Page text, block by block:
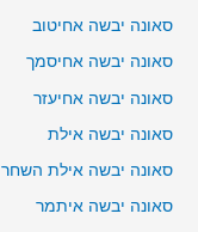
סאונה יבשה אחיטוב
סאונה יבשה אחיסמך
סאונה יבשה אחיעזר
סאונה יבשה אילת
סאונה יבשה אילת השחר
סאונה יבשה איתמר